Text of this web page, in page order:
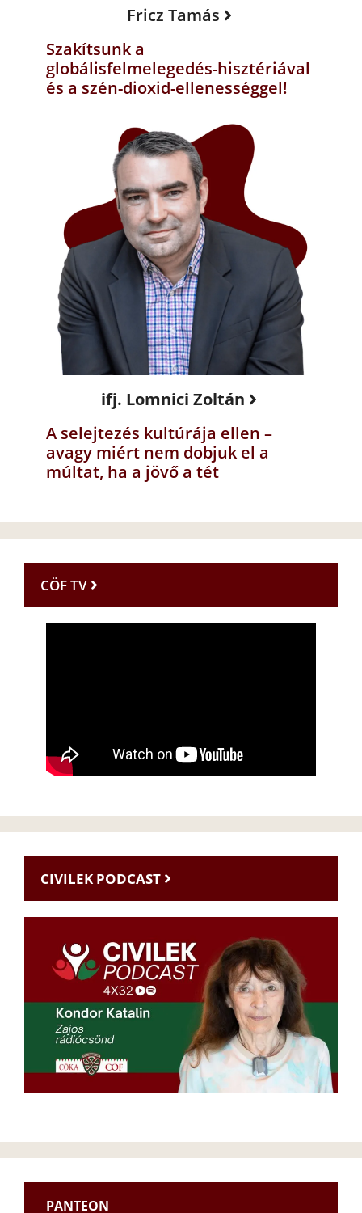
Fricz Tamás
Szakítsunk a
globálisfelmelegedés-hisztériával
és a szén-dioxid-ellenességgel!
ifj. Lomnici Zoltán
A selejtezés kultúrája ellen –
avagy miért nem dobjuk el a
múltat, ha a jövő a tét
CÖF TV
CIVILEK PODCAST
PANTEON